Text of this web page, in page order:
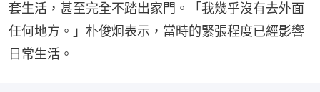
套生活，甚至完全不踏出家門。「我幾乎沒有去外面
任何地方。」朴俊炯表示，當時的緊張程度已經影響
日常生活。